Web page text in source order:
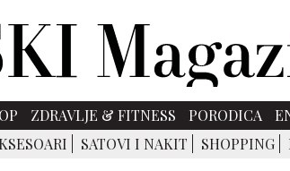
ZDRAVLJE & FITNESS PORODICA
SATOVI I NAKIT SHOPPING